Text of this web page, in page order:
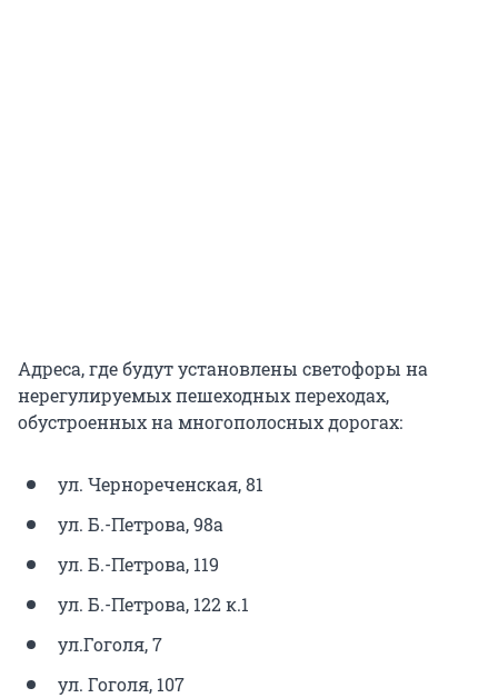
Адреса, где будут установлены светофоры на
нерегулируемых пешеходных переходах,
обустроенных на многополосных дорогах:
ул. Чернореченская, 81
ул. Б.-Петрова, 98а
ул. Б.-Петрова, 119
ул. Б.-Петрова, 122 к.1
ул.Гоголя, 7
ул. Гоголя, 107